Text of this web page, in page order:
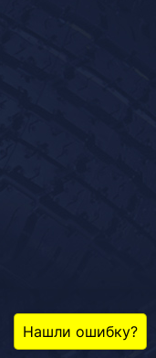
Нашли ошибку?